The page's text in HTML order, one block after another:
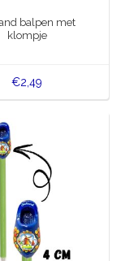
balpen met
klompje
€2,49